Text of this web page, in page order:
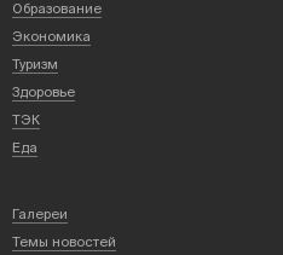
Образование
Экономика
Туризм
Здоровье
ТЭК
Еда
Галереи
Темы новостей